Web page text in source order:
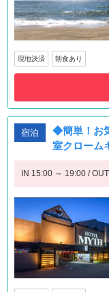
現地決済 朝食あり
宿泊
◆簡単！お
室クローム
IN 15:00 ～ 19:00 /